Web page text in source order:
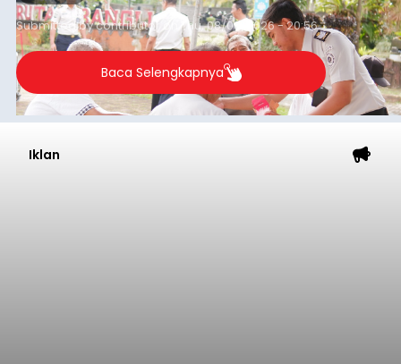
Submitted bycontributor Thu, 08/06/2026 - 20:56
Baca Selengkapnya
Iklan